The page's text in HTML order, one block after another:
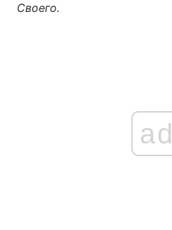
Своего.
ad